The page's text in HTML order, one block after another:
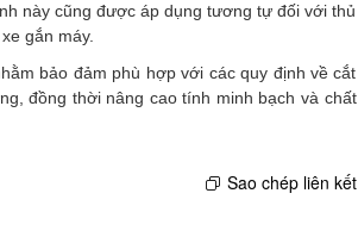
này cũng được áp dụng tương tự đối với thủ
gắn máy.
bảo đảm phù hợp với các quy định về cắt
đồng thời nâng cao tính minh bạch và chất
Sao chép liên kết